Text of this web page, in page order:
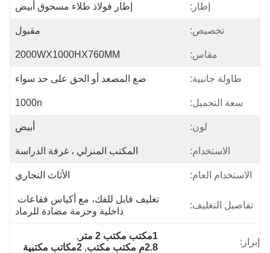
إطار: إطار فولاذ طلاء مسحوق أبيض
تخصيص: مقبول
مقاس: 2000WX1000HX760MM
طاولة جانبية: ضع المصعد أو الحق على حد سواء
سعة التحميل: 1000n
لون: أبيض
الاستخدام: المكتب المنزلي ، غرفة الدراسة
الاستخدام العام: الأثاث التجاري
تفاصيل التغليف:
تغليف قابل للفك، مع أكياس فقاعات
داخلية وحزمة مضادة للرماد
إبراز:
1مكتب مكتب 2 متر
,
2.8م مكتب مكتب
, 2مكاتب مكتبية